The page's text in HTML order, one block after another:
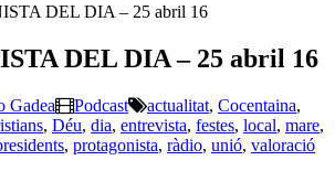
DEL DIA – 25 abril 16
DEL DIA – 25 abril 16
Gadea Podcast actualitat, Cocentaina,
, Déu, dia, entrevista, festes, local, mare,
, protagonista, ràdio, unió, valoració